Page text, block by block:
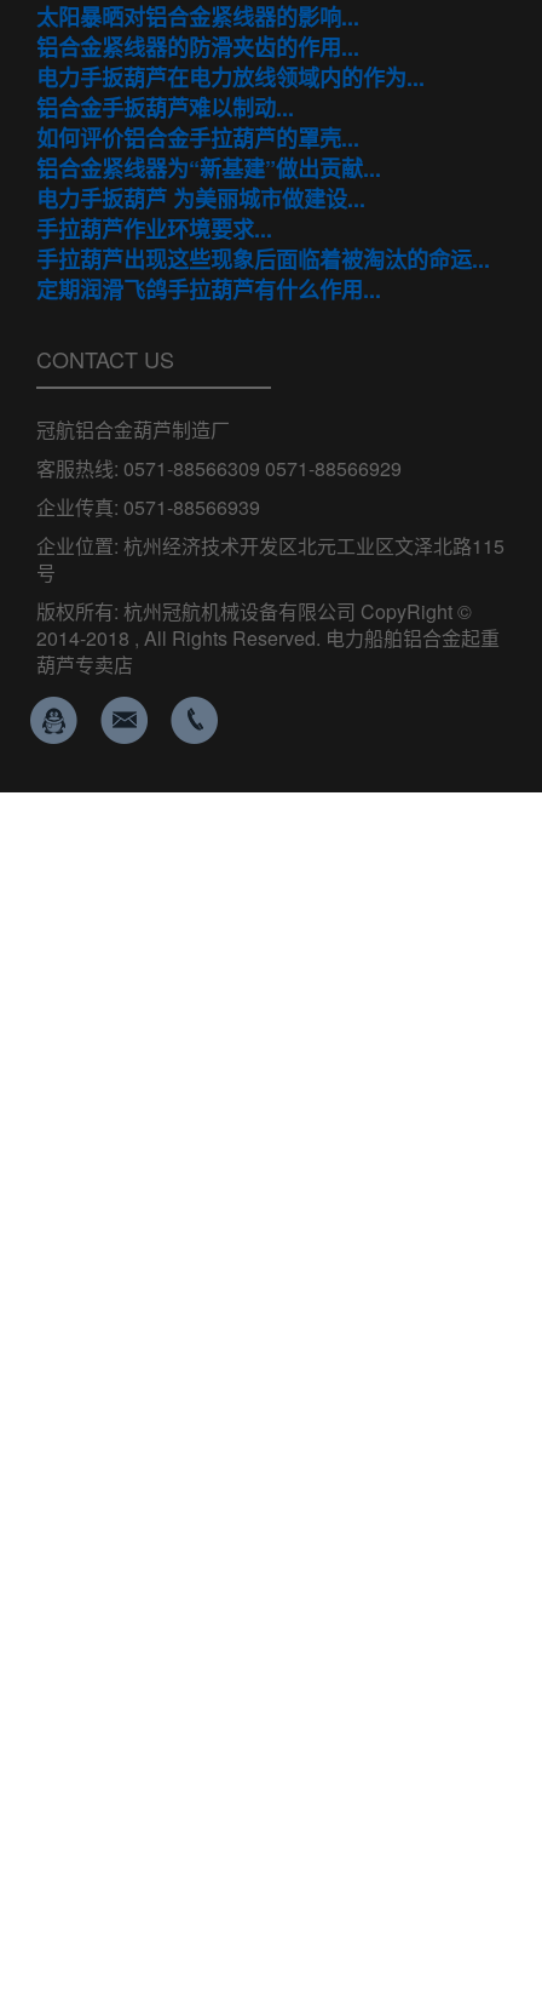
太阳暴晒对铝合金紧线器的影响...
铝合金紧线器的防滑夹齿的作用...
电力手扳葫芦在电力放线领域内的作为...
铝合金手扳葫芦难以制动...
如何评价铝合金手拉葫芦的罩壳...
铝合金紧线器为“新基建”做出贡献...
电力手扳葫芦 为美丽城市做建设...
手拉葫芦作业环境要求...
手拉葫芦出现这些现象后面临着被淘汰的命运...
定期润滑飞鸽手拉葫芦有什么作用...
CONTACT US
冠航铝合金葫芦制造厂
客服热线: 0571-88566309 0571-88566929
企业传真: 0571-88566939
企业位置: 杭州经济技术开发区北元工业区文泽北路115
号
版权所有: 杭州冠航机械设备有限公司 CopyRight ©
2014-2018 , All Rights Reserved. 电力船舶铝合金起重
葫芦专卖店